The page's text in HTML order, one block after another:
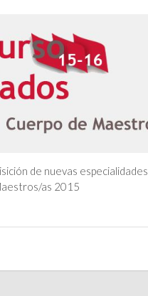
de nuevas especialidades
as 2015